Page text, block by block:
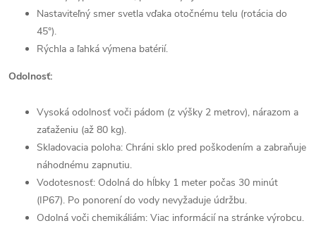
Nastaviteľný smer svetla vďaka otočnému telu (rotácia do
45°).
Rýchla a ľahká výmena batérií.
Odolnosť:
Vysoká odolnosť voči pádom (z výšky 2 metrov), nárazom a
zaťaženiu (až 80 kg).
Skladovacia poloha: Chráni sklo pred poškodením a zabraňuje
náhodnému zapnutiu.
Vodotesnosť: Odolná do hĺbky 1 meter počas 30 minút
(IP67). Po ponorení do vody nevyžaduje údržbu.
Odolná voči chemikáliám: Viac informácií na stránke výrobcu.